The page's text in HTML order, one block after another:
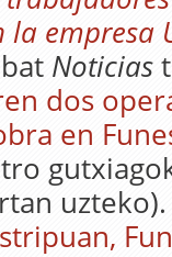
empresa
Noticias
dos
en
uzteko).